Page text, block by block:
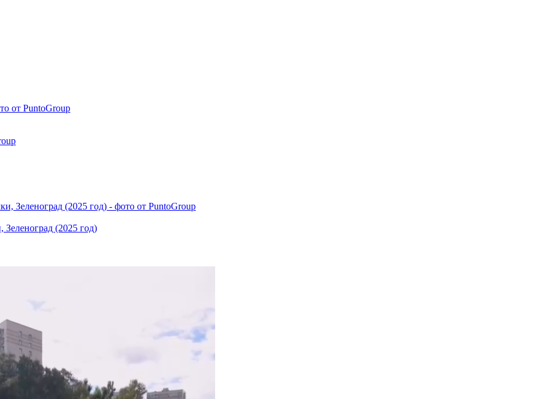
Зеленоград (2025 год)